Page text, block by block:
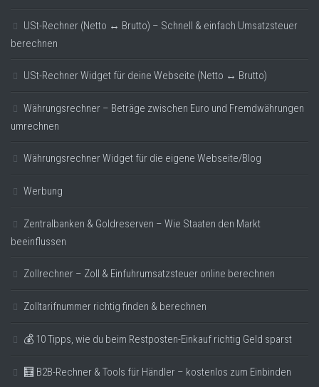
USt-Rechner (Netto ↔ Brutto) – Schnell & einfach Umsatzsteuer
berechnen
USt-Rechner Widget für deine Webseite (Netto ↔ Brutto)
Währungsrechner – Beträge zwischen Euro und Fremdwährungen
umrechnen
Währungsrechner Widget für die eigene Webseite/Blog
Werbung
Zentralbanken & Goldreserven – Wie Staaten den Markt
beeinflussen
Zollrechner – Zoll & Einfuhrumsatzsteuer online berechnen
Zolltarifnummer richtig finden & berechnen
💰 10 Tipps, wie du beim Restposten-Einkauf richtig Geld sparst
🧮 B2B-Rechner & Tools für Händler – kostenlos zum Einbinden